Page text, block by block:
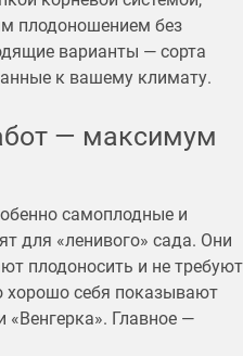
плодоношением без
варианты — сорта
к вашему климату.
— максимум
самоплодные и
для «ленивого» сада. Они
плодоносить и не требуют
себя показывают
«Венгерка». Главное —